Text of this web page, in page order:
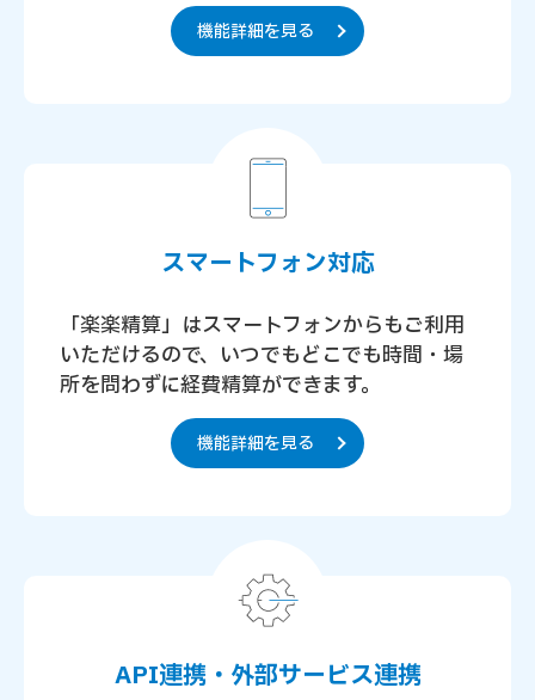
機能詳細を見る
スマートフォン対応
「楽楽精算」はスマートフォンからもご利用
いただけるので、 いつでもどこでも時間・場
所を問わずに経費精算ができます。
機能詳細を見る
API連携・外部サービス連携